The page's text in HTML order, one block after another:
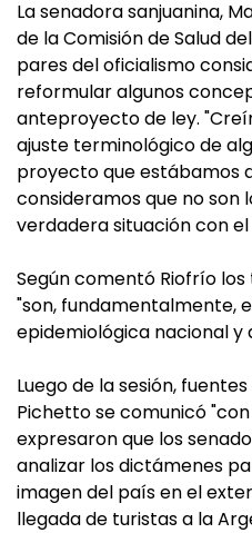
La senadora sanjuanina,
de la Comisión de Salud
pares del oficialismo
reformular algunos
anteproyecto de ley.
ajuste terminológico de
proyecto que estábamos
consideramos que no son
verdadera situación con
Según comentó Riofrío
"son, fundamentalmente,
epidemiológica nacional y
Luego de la sesión,
Pichetto se comunicó
expresaron que los
analizar los dictámenes
imagen del país en el
llegada de turistas a la